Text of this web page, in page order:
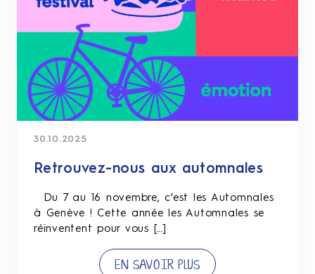
30.10.2025
Retrouvez-nous aux automnales
Du 7 au 16 novembre, c’est les Automnales
à Genève ! Cette année les Automnales se
réinventent pour vous […]
EN SAVOIR PLUS